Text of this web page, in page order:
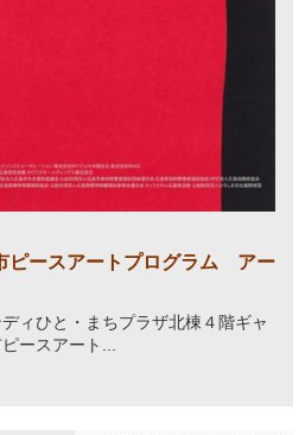
ースアートプログラム アー
ィひと・まちプラザ北棟４階ギャ
ースアート...